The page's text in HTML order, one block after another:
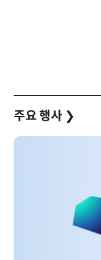
주요 행사 ❯